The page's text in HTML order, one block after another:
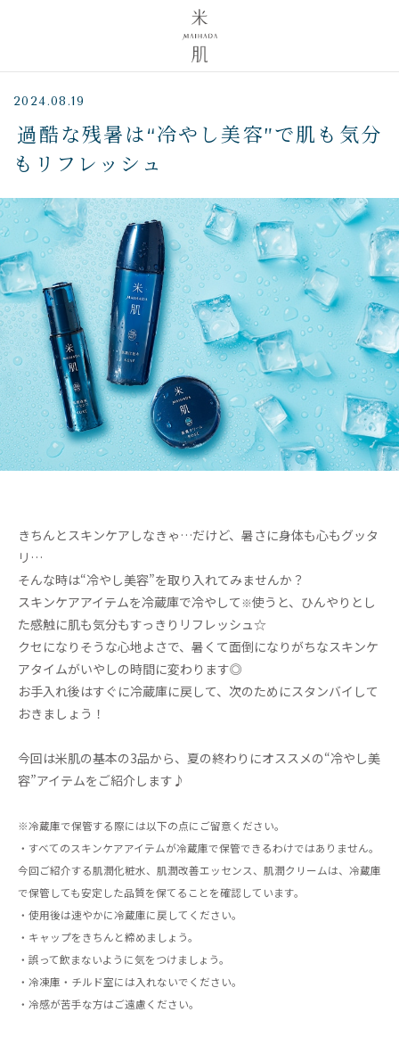
2024.08.19
過酷な残暑は“冷やし美容”で肌も気分
もリフレッシュ
きちんとスキンケアしなきゃ…だけど、暑さに身体も心もグッタ
リ…
そんな時は“冷やし美容”を取り入れてみませんか？
スキンケアアイテムを冷蔵庫で冷やして※使うと、ひんやりとし
た感触に肌も気分もすっきりリフレッシュ☆
クセになりそうな心地よさで、暑くて面倒になりがちなスキンケ
アタイムがいやしの時間に変わります◎
お手入れ後はすぐに冷蔵庫に戻して、次のためにスタンバイして
おきましょう！
今回は米肌の基本の3品から、夏の終わりにオススメの“冷やし美
容”アイテムをご紹介します♪
※冷蔵庫で保管する際には以下の点にご留意ください。
・すべてのスキンケアアイテムが冷蔵庫で保管できるわけではありません。
今回ご紹介する肌潤化粧水、肌潤改善エッセンス、肌潤クリームは、冷蔵庫
で保管しても安定した品質を保てることを確認しています。
・使用後は速やかに冷蔵庫に戻してください。
・キャップをきちんと締めましょう。
・誤って飲まないように気をつけましょう。
・冷凍庫・チルド室には入れないでください。
・冷感が苦手な方はご遠慮ください。